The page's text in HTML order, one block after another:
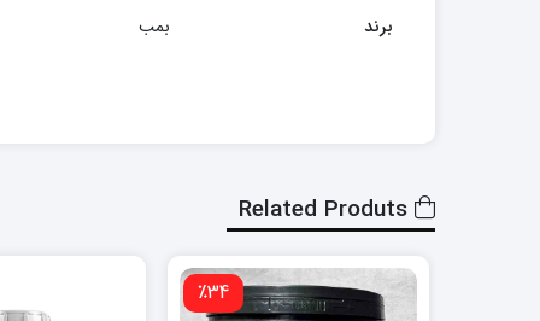
برند بمب
٪34